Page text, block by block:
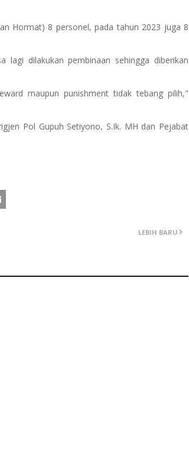
Hormat) 8 personel, pada tahun 2023 juga 8
lagi dilakukan pembinaan sehingga diberikan
maupun punishment tidak tebang pilih,"
Pol Gupuh Setiyono, S.Ik. MH dan Pejabat
LEBIH BARU